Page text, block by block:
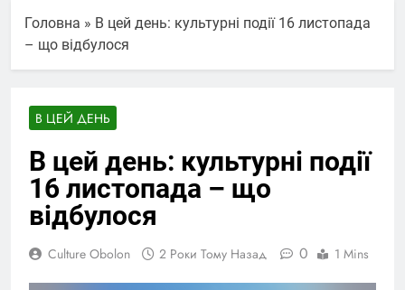
Головна » В цей день: культурні події 16 листопада
– що відбулося
В ЦЕЙ ДЕНЬ
В цей день: культурні події
16 листопада – що
відбулося
Culture Obolon 2 Роки Тому Назад 0 1 Mins